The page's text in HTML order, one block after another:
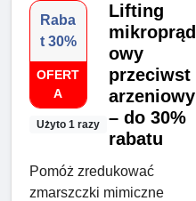
Raba
t 30%
OFERT
A
Użyto 1 razy
Lifting
mikroprąd
owy
przeciwst
arzeniowy
– do 30%
rabatu
Pomóż zredukować
zmarszczki mimiczne